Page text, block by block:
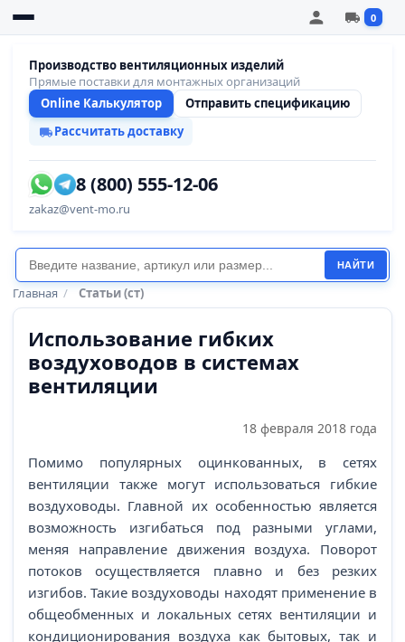
0
Производство вентиляционных изделий
Прямые поставки для монтажных организаций
Online Калькулятор
Отправить спецификацию
Рассчитать доставку
8 (800) 555-12-06
zakaz@vent-mo.ru
НАЙТИ
Главная / Статьи (ст)
Использование гибких
воздуховодов в системах
вентиляции
18 февраля 2018 года
Помимо популярных оцинкованных, в сетях
вентиляции также могут использоваться гибкие
воздуховоды. Главной их особенностью является
возможность изгибаться под разными углами,
меняя направление движения воздуха. Поворот
потоков осуществляется плавно и без резких
изгибов. Такие воздуховоды находят применение в
общеобменных и локальных сетях вентиляции и
кондиционирования воздуха как бытовых, так и